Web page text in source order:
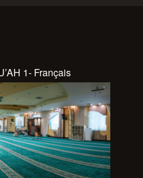
1- Français